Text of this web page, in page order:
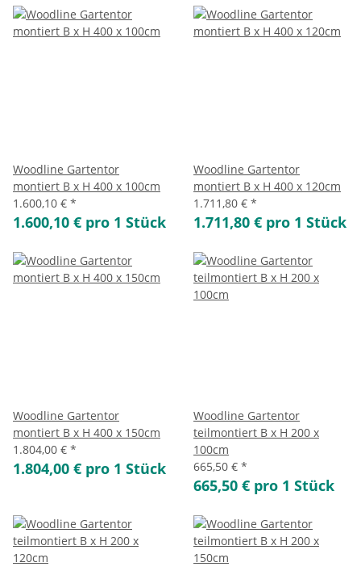
Woodline Gartentor
montiert B x H 400 x 100cm
1.600,10 € *
1.600,10 € pro 1 Stück
Woodline Gartentor
montiert B x H 400 x 120cm
1.711,80 € *
1.711,80 € pro 1 Stück
Woodline Gartentor
montiert B x H 400 x 150cm
1.804,00 € *
1.804,00 € pro 1 Stück
Woodline Gartentor
teilmontiert B x H 200 x
100cm
665,50 € *
665,50 € pro 1 Stück